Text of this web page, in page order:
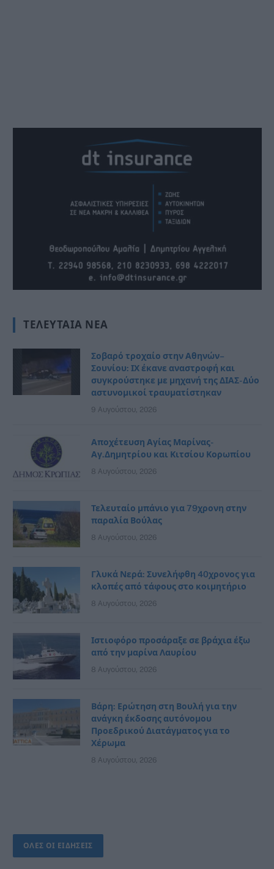
ΤΕΛΕΥΤΑΊΑ ΝΈΑ
Σοβαρό τροχαίο στην Αθηνών–
Σουνίου: ΙΧ έκανε αναστροφή και
συγκρούστηκε με μηχανή της ΔΙΑΣ- Δύο
αστυνομικοί τραυματίστηκαν
9 Αυγούστου, 2026
Αποχέτευση Αγίας Μαρίνας-
Αγ.Δημητρίου και Κιτσίου Κορωπίου
8 Αυγούστου, 2026
Τελευταίο μπάνιο για 79χρονη στην
παραλία Βούλας
8 Αυγούστου, 2026
Γλυκά Νερά: Συνελήφθη 40χρονος για
κλοπές από τάφους στο κοιμητήριο
8 Αυγούστου, 2026
Ιστιοφόρο προσάραξε σε βράχια έξω
από την μαρίνα Λαυρίου
8 Αυγούστου, 2026
Βάρη: Ερώτηση στη Βουλή για την
ανάγκη έκδοσης αυτόνομου
Προεδρικού Διατάγματος για το
Χέρωμα
8 Αυγούστου, 2026
ΟΛΕΣ ΟΙ ΕΙΔΗΣΕΙΣ